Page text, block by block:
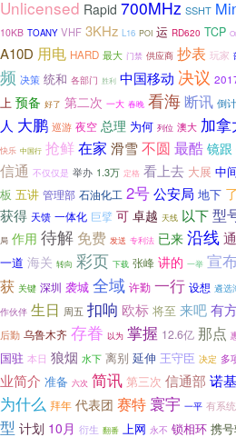
Unlicensed Rapid 700MHz SSHT
10KB TOANY VHF 3KHz L16 POI 运 RD620 TCP
A10D 用电 HARD 最大 门禁 供应商 抄表 玩家
频 决策 统和 各部门 胜利 中国移动 决议
上 预备 好了 第二次 一大 春晚 看海断讯 倒
人 大鹏 巡游 夜空 总理 为何 列位 澳大 加拿
快乐 中国行 抢鲜在家 滑雪不圆 最酷 镜跟
信通 不仅仅是 举办 1.3万 定格 看上去 大展 中
板 五讲 管理部 石油化工 2号公安局 地下
获得 天馈 一体化 巨擘 可 卓越 天线 以下型
局 作用 待解 免费 发送 专利法 已来 沿线
一道 海关 转向 彩页 下载 张峰 讲的 一举 宣
获 关键 深圳 袭城 全域 许勤 一行 设想 遴选
作伙伴 生日 周五 扣响 欧标 将至 来吧有
后勤 乌鲁木齐 存眷 以为 掌握 12.6亿 那点
国驻 本日 狼烟 水下 离别 延伸 王守臣 决定 多
业简介 准备 六次 简讯 第三次 信通部 诺
为什么 拜年 代表团 赛特 寰宇 一平 有系统
型 计划 10月 衍生 翻番 上网 永不 锁相环 携